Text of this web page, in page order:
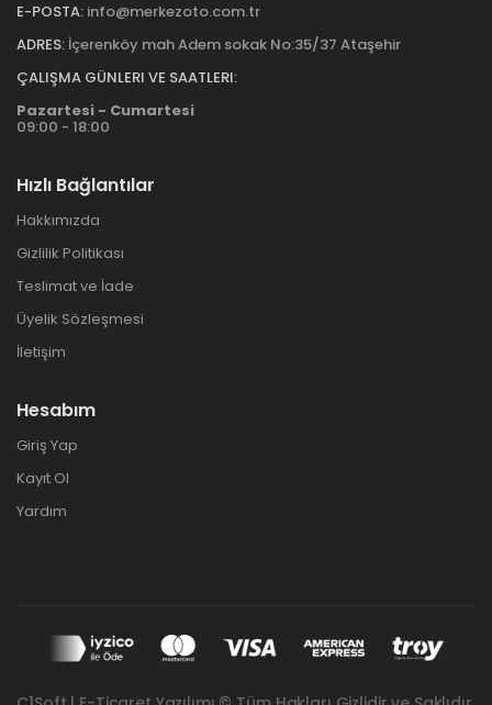
E-POSTA: info@merkezoto.com.tr
ADRES: İçerenköy mah Adem sokak No:35/37 Ataşehir
ÇALIŞMA GÜNLERI VE SAATLERI:
Pazartesi - Cumartesi
09:00 - 18:00
Hızlı Bağlantılar
Hakkımızda
Gizlilik Politikası
Teslimat ve İade
Üyelik Sözleşmesi
İletişim
Hesabım
Giriş Yap
Kayıt Ol
Yardım